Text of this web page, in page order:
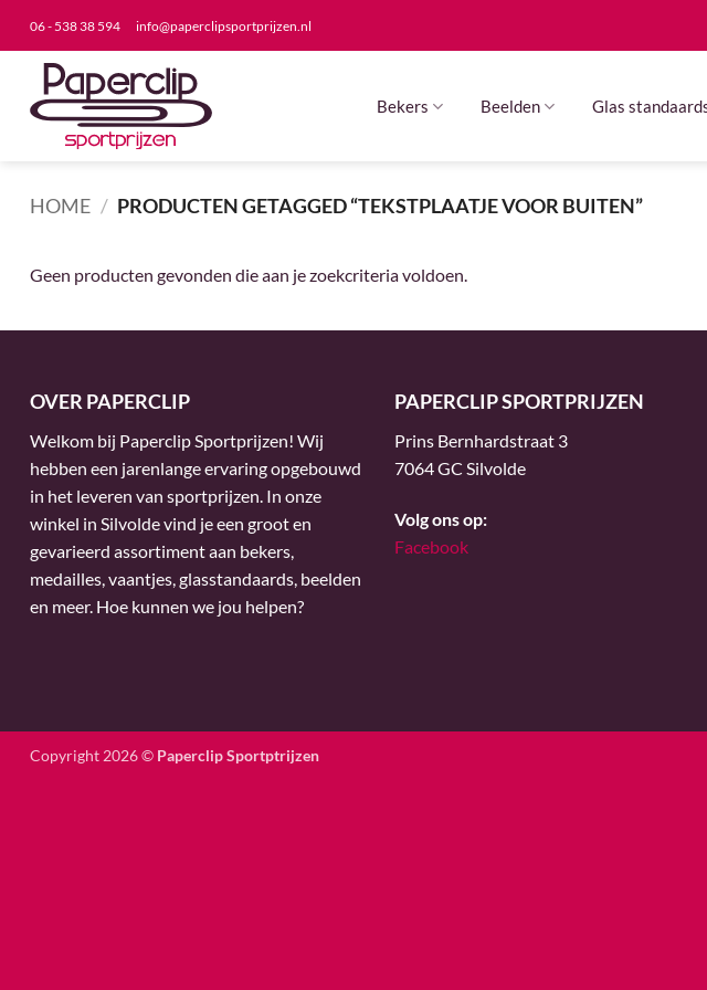
inhoud
06 - 538 38 594 info@paperclipsportprijzen.nl
Bekers Beelden Glas
HOME / PRODUCTEN GETAGGED “TEKSTPLAATJE VOOR BUITEN”
Geen producten gevonden die aan je zoekcriteria voldoen.
OVER PAPERCLIP
Welkom bij Paperclip Sportprijzen! Wij
hebben een jarenlange ervaring opgebouwd
in het leveren van sportprijzen. In onze
winkel in Silvolde vind je een groot en
gevarieerd assortiment aan bekers,
medailles, vaantjes, glasstandaards, beelden
en meer. Hoe kunnen we jou helpen?
PAPERCLIP SPORTPRIJZEN
Prins Bernhardstraat 3
7064 GC Silvolde
Volg ons op:
Facebook
Copyright 2026 © Paperclip Sportptrijzen